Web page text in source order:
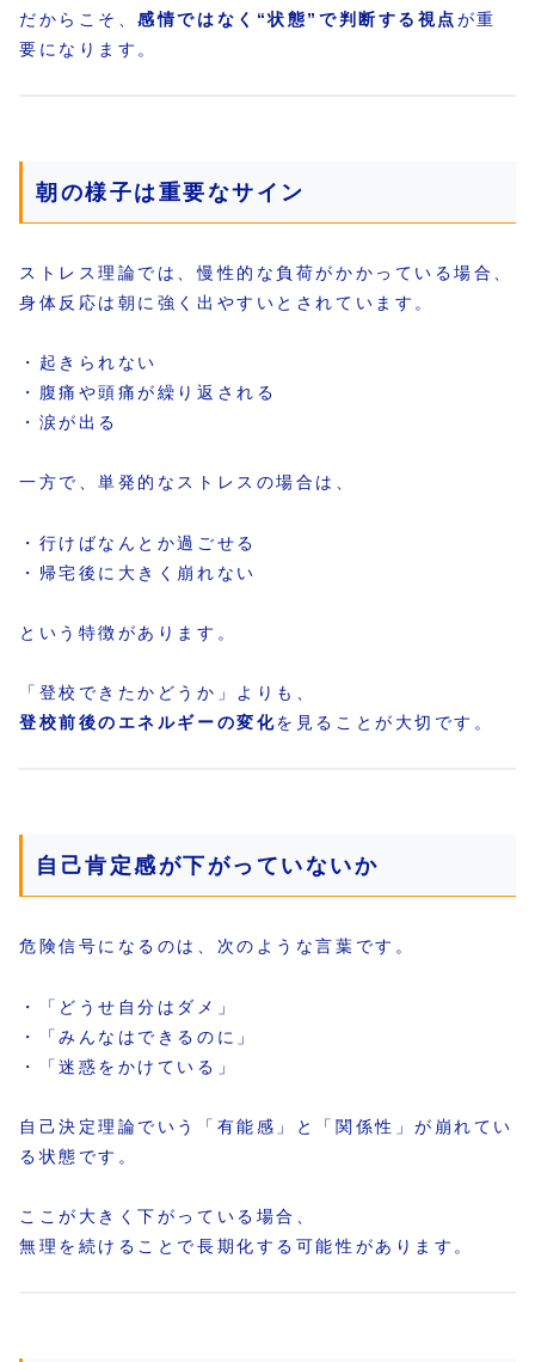
だからこそ、感情ではなく“状態”で判断する視点が重
要になります。
朝の様子は重要なサイン
ストレス理論では、慢性的な負荷がかかっている場合、
身体反応は朝に強く出やすいとされています。
・起きられない
・腹痛や頭痛が繰り返される
・涙が出る
一方で、単発的なストレスの場合は、
・行けばなんとか過ごせる
・帰宅後に大きく崩れない
という特徴があります。
「登校できたかどうか」よりも、
登校前後のエネルギーの変化を見ることが大切です。
自己肯定感が下がっていないか
危険信号になるのは、次のような言葉です。
・「どうせ自分はダメ」
・「みんなはできるのに」
・「迷惑をかけている」
自己決定理論でいう「有能感」と「関係性」が崩れてい
る状態です。
ここが大きく下がっている場合、
無理を続けることで長期化する可能性があります。